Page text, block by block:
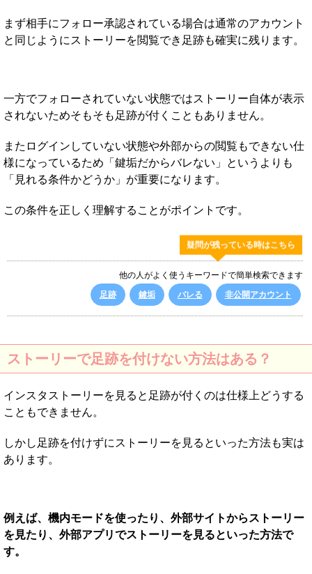
まず相手にフォロー承認されている場合は通常のアカウント
と同じようにストーリーを閲覧でき足跡も確実に残ります。
一方でフォローされていない状態ではストーリー自体が表示
されないためそもそも足跡が付くこともありません。
またログインしていない状態や外部からの閲覧もできない仕
様になっているため「鍵垢だからバレない」というよりも
「見れる条件かどうか」が重要になります。
この条件を正しく理解することがポイントです。
疑問が残っている時はこちら
他の人がよく使うキーワードで簡単検索できます
足跡
鍵垢 バレる 非公開アカウント
ストーリーで足跡を付けない方法はある？
インスタストーリーを見ると足跡が付くのは仕様上どうする
こともできません。
しかし足跡を付けずにストーリーを見るといった方法も実は
あります。
例えば、機内モードを使ったり、外部サイトからストーリー
を見たり、外部アプリでストーリーを見るといった方法で
す。